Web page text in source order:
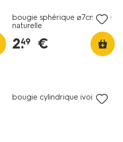
bougie sphérique ⌀7cm lisse
naturelle
2.
49 €
bougie cylindrique ivoire